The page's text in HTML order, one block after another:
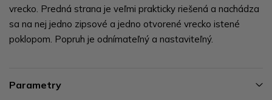
vrecko. Predná strana je veľmi prakticky riešená a nachádza
sa na nej jedno zipsové a jedno otvorené vrecko istené
poklopom. Popruh je odnímateľný a nastaviteľný.
Parametry